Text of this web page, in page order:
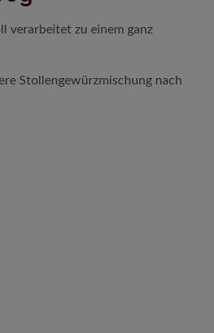
verarbeitet zu einem ganz
Stollengewürzmischung nach